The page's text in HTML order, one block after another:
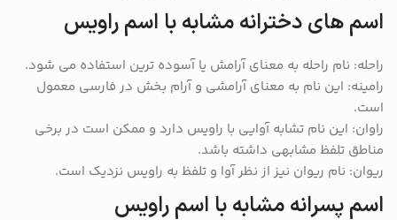
اسم های دخترانه مشابه با اسم راویس
راحله: نام راحله به معنای آرامش یا آسوده ترین استفاده می شود.
رامینه: این نام به معنای آرامشی و آرام بخش در فارسی معمول
است.
راوان: این نام تشابه آوایی با راویس دارد و ممکن است در برخی
مناطق تلفظ مشابهی داشته باشد.
ریوان: نام ریوان نیز از نظر آوا و تلفظ به راویس نزدیک است.
اسم پسرانه مشابه با اسم راویس